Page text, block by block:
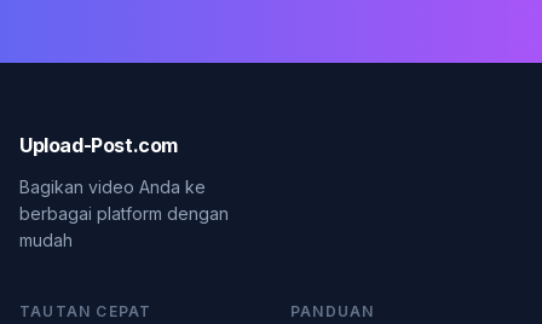
Upload-Post.com
Bagikan video Anda ke
berbagai platform dengan
mudah
TAUTAN CEPAT PANDUAN